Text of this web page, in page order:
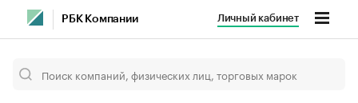
РБК Компании Личный кабинет